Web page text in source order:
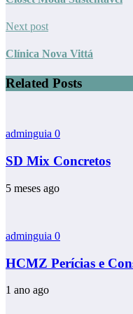
Next post
Clínica Nova Vittá
Related Posts
adminguia 0
SD Mix Concretos
5 meses ago
adminguia 0
HCMZ Perícias e
1 ano ago